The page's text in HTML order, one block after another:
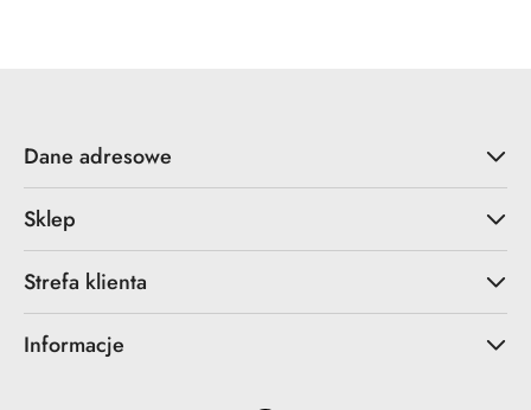
Dane adresowe
Sklep
Strefa klienta
Informacje